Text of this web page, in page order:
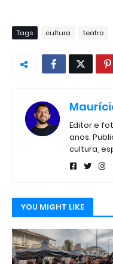
Tags cultura teatro
Editor e
anos.
cultura,
YOU MIGHT LIKE